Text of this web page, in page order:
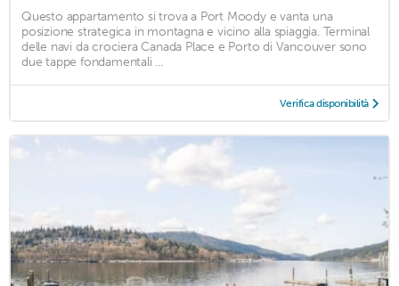
Questo appartamento si trova a Port Moody e vanta una
posizione strategica in montagna e vicino alla spiaggia. Terminal
delle navi da crociera Canada Place e Porto di Vancouver sono
due tappe fondamentali ...
Verifica disponibilità